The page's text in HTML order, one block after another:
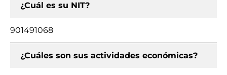
¿Cuál es su NIT?
901491068
¿Cuáles son sus actividades económicas?